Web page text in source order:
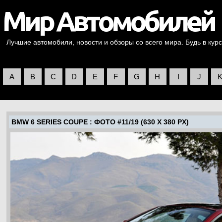
Лучшие автомобили, новости и обзоры со всего мира. Будь в
A B C D E F G H I J K
BMW 6 SERIES COUPE : ФОТО #11/19 (630 X 380 PX)